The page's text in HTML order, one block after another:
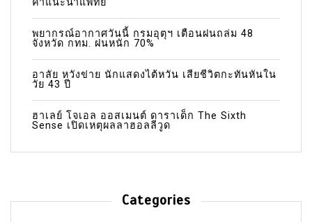
คำแนะนำแพทย์
พยากรณ์อากาศวันนี้ กรมอุตุฯ เตือนฝนถล่ม 48
จังหวัด กทม. ฝนหนัก 70%
อาลัย หวังข่าย นักแสดงไต้หวัน เสียชีวิตกะทันหันใน
วัย 43 ปี
ฮาเลย์ โจเอล ออสเมนต์ ดาราเด็ก The Sixth
Sense เปิดเหตุผลลาฮอลลีวูด
Categories